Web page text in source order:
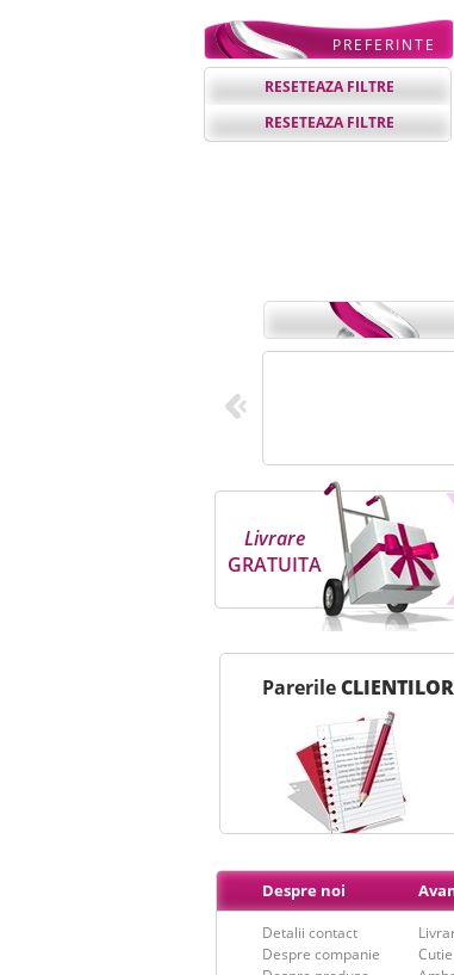
PREFERINTE
RESETEAZA FILTRE
RESETEAZA FILTRE
Livrare
GRATUITA
ParerileCLIENTILOR
Despre noi
Detalii contact
Despre companie